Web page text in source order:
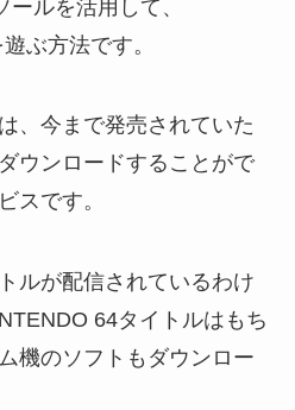
ルを活用して、
ぶ方法です。
、今まで発売されていた
ウンロードすることがで
スです。
ルが配信されているわけ
64タイトルはもち
機のソフトもダウンロー